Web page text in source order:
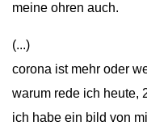
meine ohren auch.
(...)
corona ist mehr oder
warum rede ich heute,
ich habe ein bild von